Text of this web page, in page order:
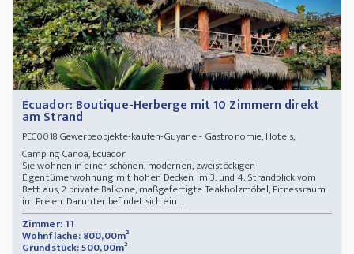
Ecuador: Boutique-Herberge mit 10 Zimmern direkt
am Strand
PEC0018Gewerbeobjekte-kaufen-Guyane - Gastronomie, Hotels,
Camping Canoa, Ecuador
Sie wohnen in einer schönen, modernen, zweistöckigen
Eigentümerwohnung mit hohen Decken im 3. und 4. Strandblick vom
Bett aus, 2 private Balkone, maßgefertigte Teakholzmöbel, Fitnessraum
im Freien. Darunter befindet sich ein ...
Zimmer: 11
Wohnfläche: 800,00m²
Grundstück: 500,00m²